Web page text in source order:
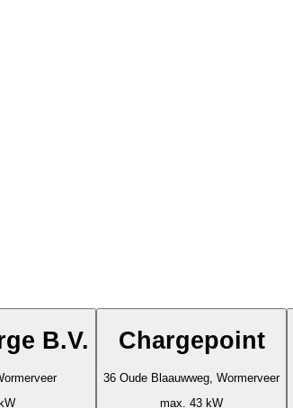
B.V. Chargepoint
36 Oude Blaauwweg, Wormerveer
max. 43 kW